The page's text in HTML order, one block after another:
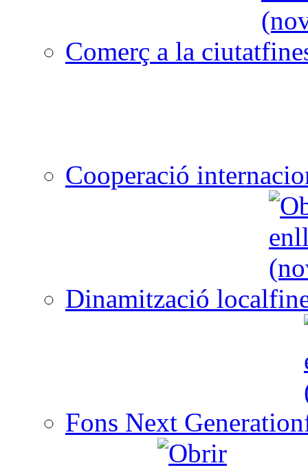
Comerç a la ciutat
Cooperació
Dinamització local
Fons Next Generation